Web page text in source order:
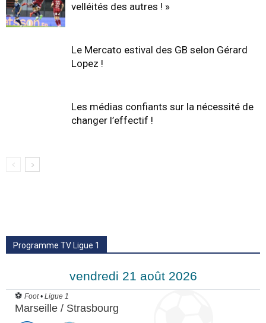
velléités des autres ! »
Le Mercato estival des GB selon Gérard
Lopez !
Les médias confiants sur la nécessité de
changer l’effectif !
Programme TV Ligue 1